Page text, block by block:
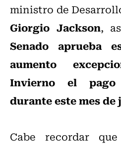
ministro de
Giorgio Jackson,
Senado aprueba
aumento
Invierno el pago
durante este mes de
Cabe recordar